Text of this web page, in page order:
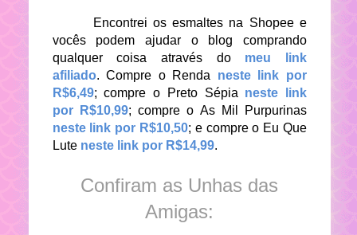
Encontrei os esmaltes na Shopee e
vocês podem ajudar o blog comprando
qualquer coisa através do meu link
afiliado. Compre o Renda
neste link por
R$6,49; compre o Preto Sépia neste link
por R$10,99; compre o As Mil Purpurinas
neste link por R$10,50; e compre o Eu Que
Lute neste link por R$14,99.
Confiram as Unhas das
Amigas: